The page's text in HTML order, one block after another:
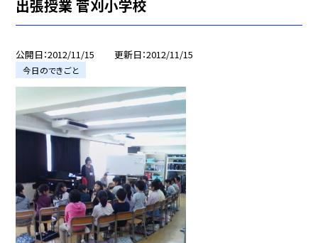
出張授業 菅刈小学校
公開日 2012/11/15 更新日 2012/11/15
今日のできごと